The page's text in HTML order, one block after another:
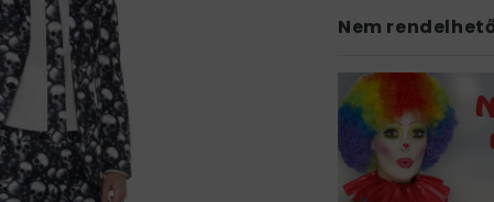
Nem